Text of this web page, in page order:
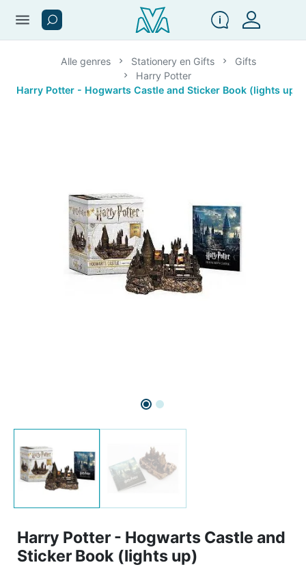
menu
Alle genres Stationery en Gifts
Gifts
Harry Potter
Harry Potter - Hogwarts Castle and Sticker Book (lights up)
Harry Potter - Hogwarts Castle and
Sticker Book (lights up)